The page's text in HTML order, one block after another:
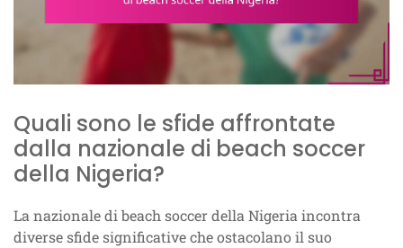
Quali sono le sfide affrontate
dalla nazionale di beach soccer
della Nigeria?
La nazionale di beach soccer della Nigeria incontra
diverse sfide significative che ostacolano il suo